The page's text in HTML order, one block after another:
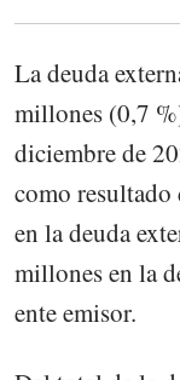
La deuda
millones (0,7
diciembre de
como
en la deuda
millones en la
ente emisor.